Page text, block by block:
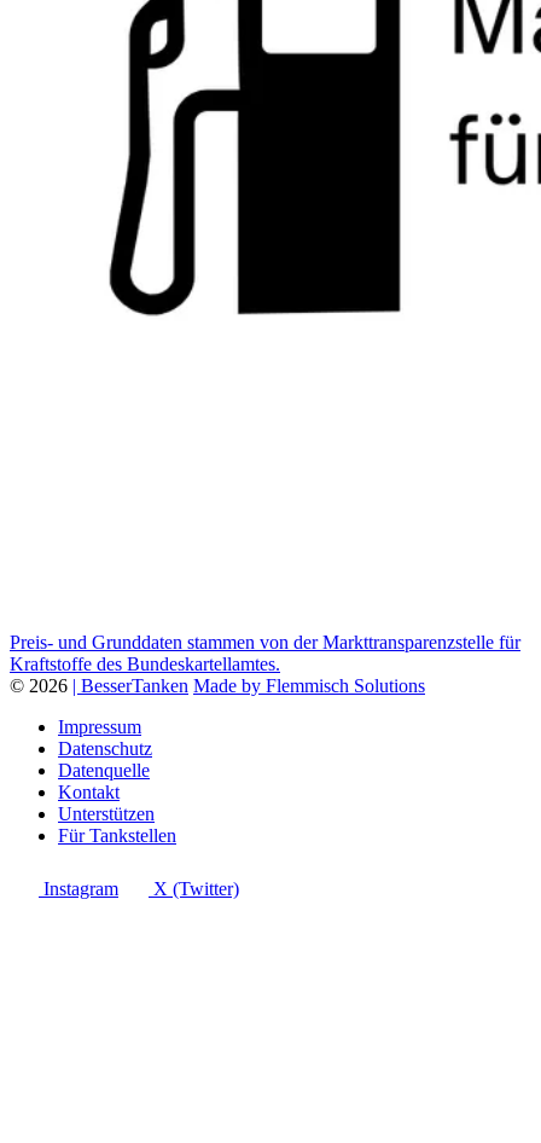
Preis- und Grunddaten stammen von der Markttransparenzstelle für
Kraftstoffe des Bundeskartellamtes.
© 2026 | BesserTanken Made by Flemmisch Solutions
Impressum
Datenschutz
Datenquelle
Kontakt
Unterstützen
Für Tankstellen
Instagram X (Twitter)